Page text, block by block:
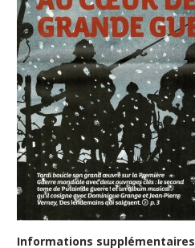
Informations supplémentaires